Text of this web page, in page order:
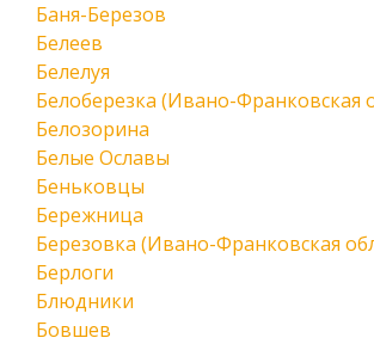
Баня-Березов
Белеев
Белелуя
Белоберезка (Ивано-Франковская
Белозорина
Белые Ославы
Беньковцы
Бережница
Березовка (Ивано-Франковская
Берлоги
Блюдники
Бовшев